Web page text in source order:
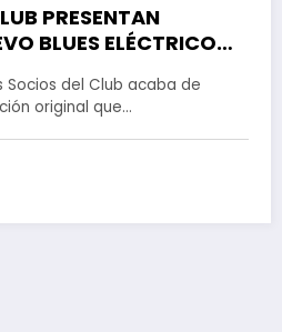
PRESENTAN
BLUES ELÉCTRICO
Socios del Club acaba de
original que…